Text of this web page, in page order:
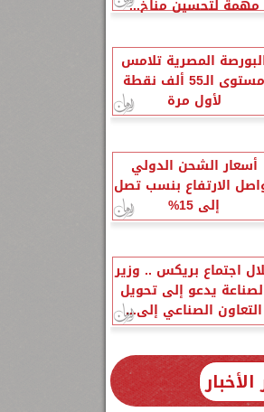
مهمة لتحسين مناخ...
المصرية تلامس
مستوى الـ55 ألف نقطة
لأول مرة
أسعار الشحن الدولي
الارتفاع بنسب تصل
إلى 15%
اجتماع بريكس .. وزير
يدعو إلى تحويل
التعاون الصناعي إلى...